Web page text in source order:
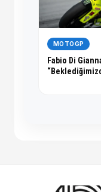
MOTOGP
Fabio Di